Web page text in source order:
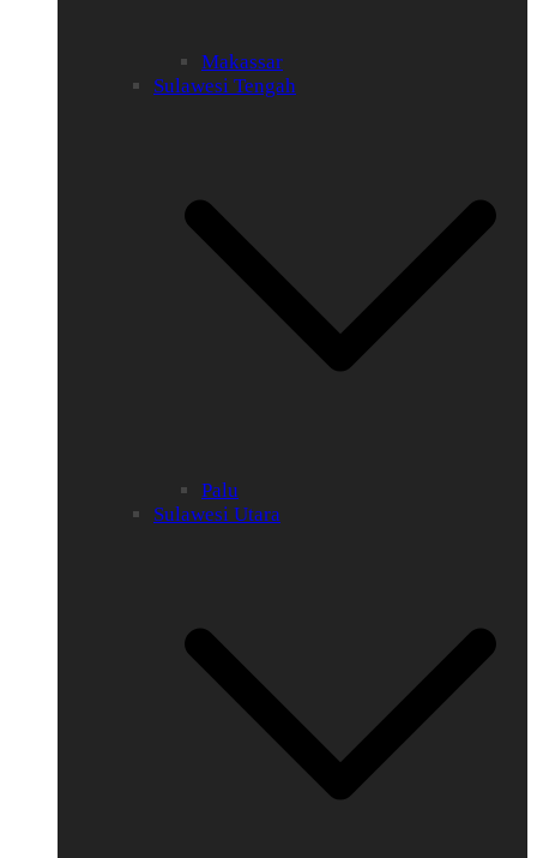
Makassar
Sulawesi Tengah
Palu
Sulawesi Utara